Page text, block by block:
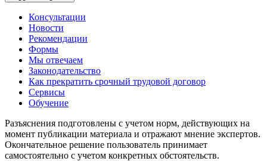
Консультации
Новости
Рекомендации
Формы
Мы отвечаем
Законодательство
Как прекратить срочный трудовой договор
Сервисы
Обучение
Разъяснения подготовлены с учетом норм, действующих на
момент публикации материала и отражают мнение экспертов.
Окончательное решение пользователь принимает
самостоятельно с учетом конкретных обстоятельств.